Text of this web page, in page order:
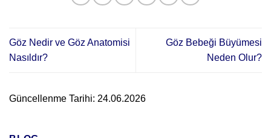
Göz Nedir ve Göz Anatomisi
Nasıldır?
Göz Bebeği Büyümesi
Neden Olur?
Güncellenme Tarihi: 24.06.2026